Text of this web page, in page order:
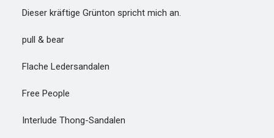
Dieser kräftige Grünton spricht mich an.
pull & bear
Flache Ledersandalen
Free People
Interlude Thong-Sandalen